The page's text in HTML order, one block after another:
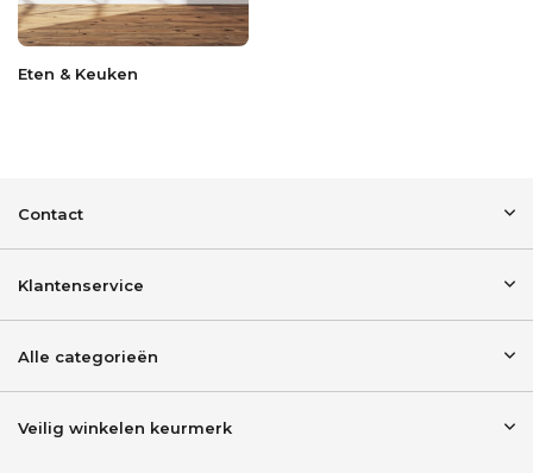
Eten & Keuken
Contact
Klantenservice
Alle categorieën
Veilig winkelen keurmerk